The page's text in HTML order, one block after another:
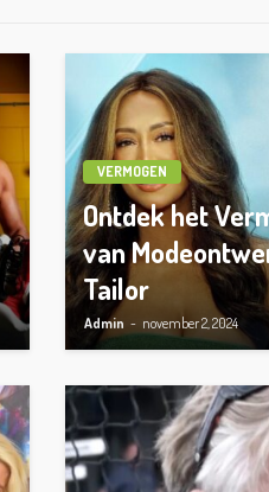
VERMOGEN
Ontdek het
van
Tailor
Admin november 2, 2024